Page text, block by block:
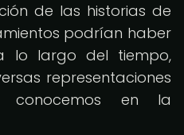
de las historias de
podrían haber
lo largo del tiempo,
representaciones
en la